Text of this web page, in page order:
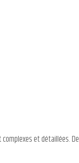
et détaillées.